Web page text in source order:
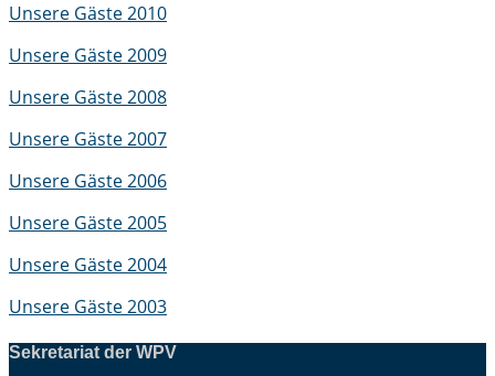
Unsere Gäste 2010
Unsere Gäste 2009
Unsere Gäste 2008
Unsere Gäste 2007
Unsere Gäste 2006
Unsere Gäste 2005
Unsere Gäste 2004
Unsere Gäste 2003
Sekretariat der WPV